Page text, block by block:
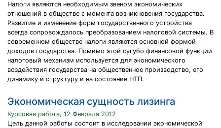
Налоги являются необходимым звеном экономических
отношений в обществе с момента возникновения государства.
Развитие и изменение форм государственного устройства
всегда сопровождалось преобразованием налоговой системы. В
современном обществе налоги являются основной формой
доходов государства. Помимо этой сугубо финансовой функции
налоговый механизм используется для экономического
воздействия государства на общественное производство, его
динамику и структуру и на состояние НТП.
Экономическая сущность лизинга
Курсовая работа, 12 Февраля 2012
Цель данной работы состоит в исследовании экономической